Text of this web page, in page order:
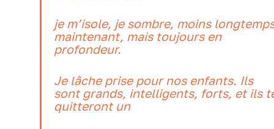
je m’isole, je sombre, moins
maintenant, mais toujours en
profondeur.
Je lâche prise pour nos enfants. Ils
sont grands, intelligents, forts, et ils
quitteront un